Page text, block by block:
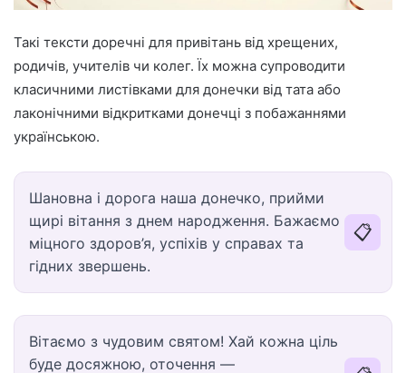
Такі тексти доречні для привітань від хрещених,
родичів, учителів чи колег. Їх можна супроводити
класичними листівками для донечки від тата або
лаконічними відкритками донечці з побажаннями
українською.
Шановна і дорога наша донечко, прийми
щирі вітання з днем народження. Бажаємо
міцного здоров’я, успіхів у справах та
гідних звершень.
📋
Вітаємо з чудовим святом! Хай кожна ціль
буде досяжною, оточення —